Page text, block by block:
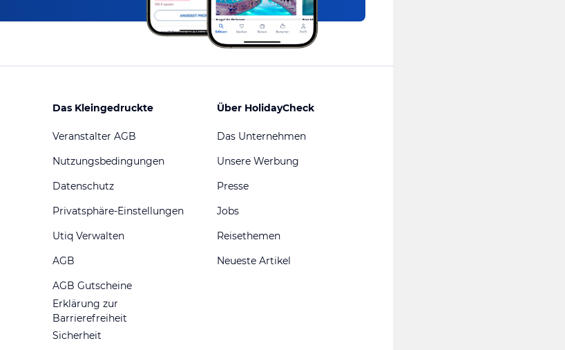
Das Kleingedruckte
Veranstalter AGB
Nutzungsbedingungen
Datenschutz
Privatsphäre-Einstellungen
Utiq Verwalten
AGB
AGB Gutscheine
Erklärung zur
Barrierefreiheit
Sicherheit
Über HolidayCheck
Das Unternehmen
Unsere Werbung
Presse
Jobs
Reisethemen
Neueste Artikel